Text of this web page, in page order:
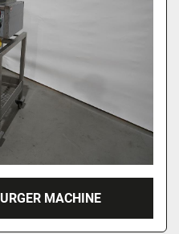
MACHINE